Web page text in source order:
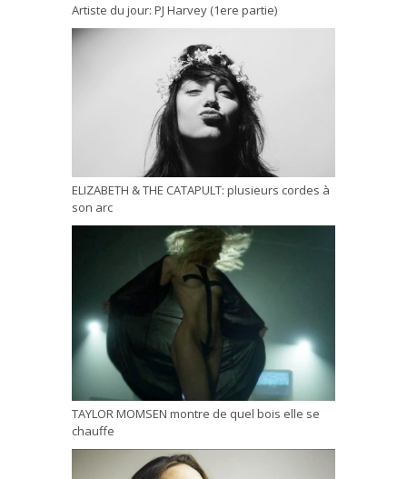
Artiste du jour: PJ Harvey (1ere partie)
ELIZABETH & THE CATAPULT: plusieurs cordes à
son arc
TAYLOR MOMSEN montre de quel bois elle se
chauffe